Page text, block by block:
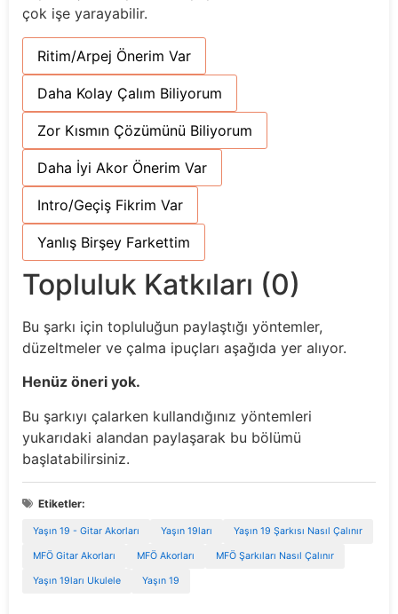
çok işe yarayabilir.
Ritim/Arpej Önerim Var
Daha Kolay Çalım Biliyorum
Zor Kısmın Çözümünü Biliyorum
Daha İyi Akor Önerim Var
Intro/Geçiş Fikrim Var
Yanlış Birşey Farkettim
Topluluk Katkıları (0)
Bu şarkı için topluluğun paylaştığı yöntemler,
düzeltmeler ve çalma ipuçları aşağıda yer alıyor.
Henüz öneri yok.
Bu şarkıyı çalarken kullandığınız yöntemleri
yukarıdaki alandan paylaşarak bu bölümü
başlatabilirsiniz.
Etiketler:
Yaşın 19 - Gitar Akorları Yaşın 19ları Yaşın 19 Şarkısı Nasıl Çalınır
MFÖ Gitar Akorları MFÖ Akorları MFÖ Şarkıları Nasıl Çalınır
Yaşın 19ları Ukulele Yaşın 19